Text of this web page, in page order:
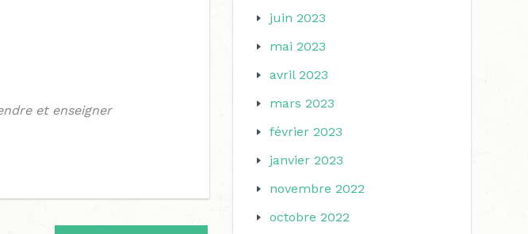
et enseigner
juin 2023
mai 2023
avril 2023
mars 2023
février 2023
janvier 2023
novembre 2022
octobre 2022